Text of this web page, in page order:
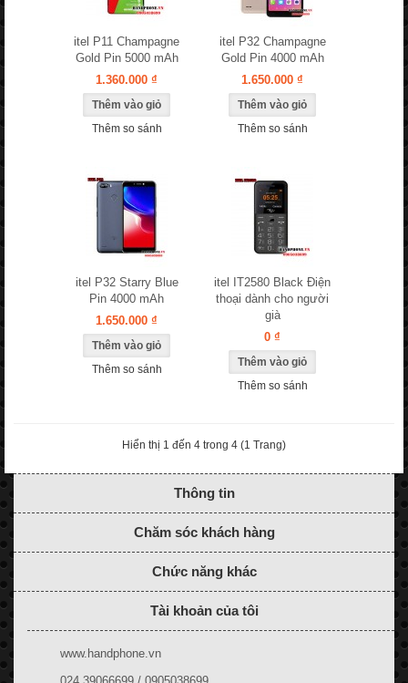
itel P11 Champagne
Gold Pin 5000 mAh
1.360.000 ₫
Thêm so sánh
itel P32 Champagne
Gold Pin 4000 mAh
1.650.000 ₫
Thêm so sánh
itel P32 Starry Blue
Pin 4000 mAh
1.650.000 ₫
Thêm so sánh
itel IT2580 Black Điện
thoại dành cho người
già
0 ₫
Thêm so sánh
Hiển thị 1 đến 4 trong 4 (1 Trang)
Thông tin
Chăm sóc khách hàng
Chức năng khác
Tài khoản của tôi
www.handphone.vn